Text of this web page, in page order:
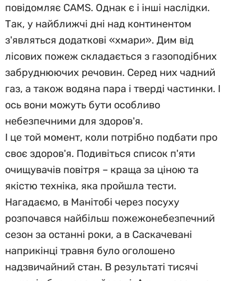
повідомляє CAMS. Однак є і інші наслідки.
Так, у найближчі дні над континентом
з'являться додаткові «хмари». Дим від
лісових пожеж складається з газоподібних
забруднюючих речовин. Серед них чадний
газ, а також водяна пара і тверді частинки. І
ось вони можуть бути особливо
небезпечними для здоров'я.
І це той момент, коли потрібно подбати про
своє здоров'я. Подивіться список п'яти
очищувачів повітря – краща за ціною та
якістю техніка, яка пройшла тести.
Нагадаємо, в Манітобі через посуху
розпочався найбільш пожежонебезпечний
сезон за останні роки, а в Саскачевані
наприкінці травня було оголошено
надзвичайний стан. В результаті тисячі